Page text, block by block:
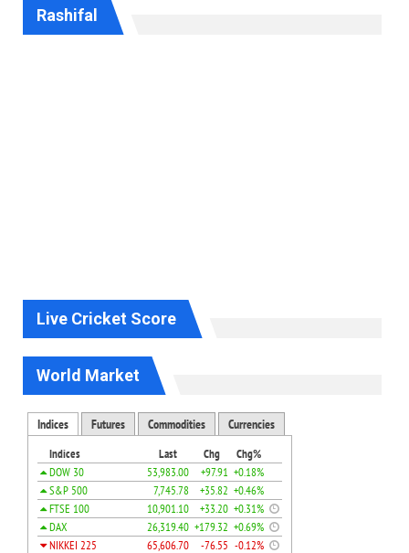
Rashifal
Live Cricket Score
World Market